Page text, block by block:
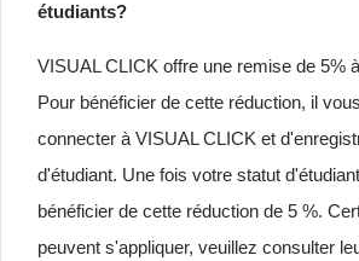
étudiants?
VISUAL CLICK offre une remise de 5%
Pour bénéficier de cette réduction, il
connecter à VISUAL CLICK et
d'étudiant. Une fois votre statut
bénéficier de cette réduction de 5 %.
peuvent s'appliquer, veuillez consulter